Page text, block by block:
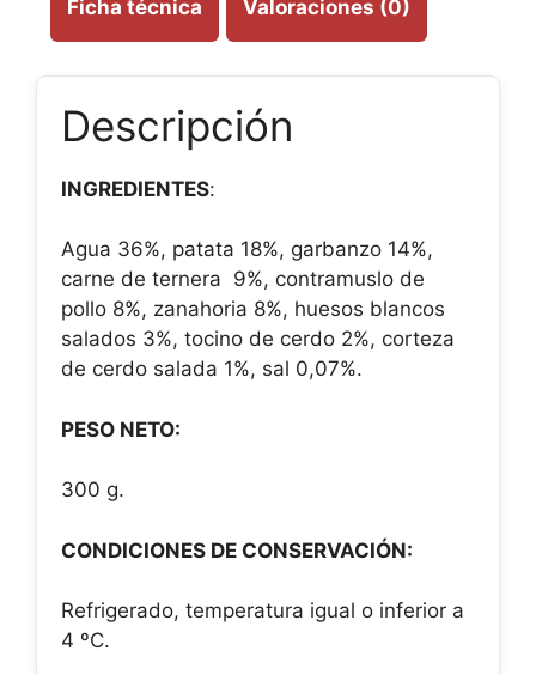
Ficha técnica Valoraciones (0)
Descripción
INGREDIENTES:
Agua 36%, patata 18%, garbanzo 14%,
carne de ternera 9%, contramuslo de
pollo 8%, zanahoria 8%, huesos blancos
salados 3%, tocino de cerdo 2%, corteza
de cerdo salada 1%, sal 0,07%.
PESO NETO:
300 g.
CONDICIONES DE CONSERVACIÓN:
Refrigerado, temperatura igual o inferior a
4 ºC.